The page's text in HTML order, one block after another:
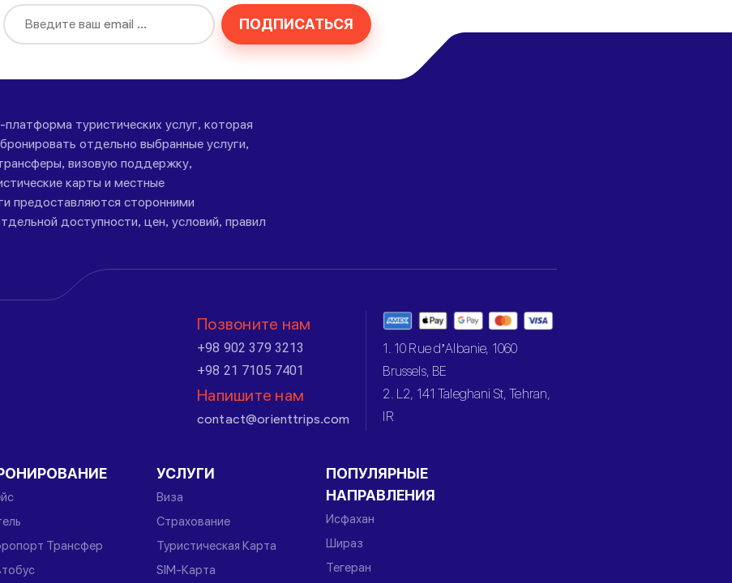
ПОДПИСАТЬСЯ
туристических услуг, которая
отдельно выбранные услуги,
визовую поддержку,
карты и местные
предоставляются сторонними
доступности, цен, условий, правил
Позвоните нам
+98 902 379 3213
+98 21 7105 7401
Напишите нам
contact@orienttrips.com
1. 10 Rue d’Albanie, 1060
Brussels, BE
2. L2, 141 Taleghani St, Tehran,
IR
Трансфер
УСЛУГИ
Виза
Страхование
Туристическая Карта
SIM-Карта
ПОПУЛЯРНЫЕ
НАПРАВЛЕНИЯ
Исфахан
Шираз
Тегеран